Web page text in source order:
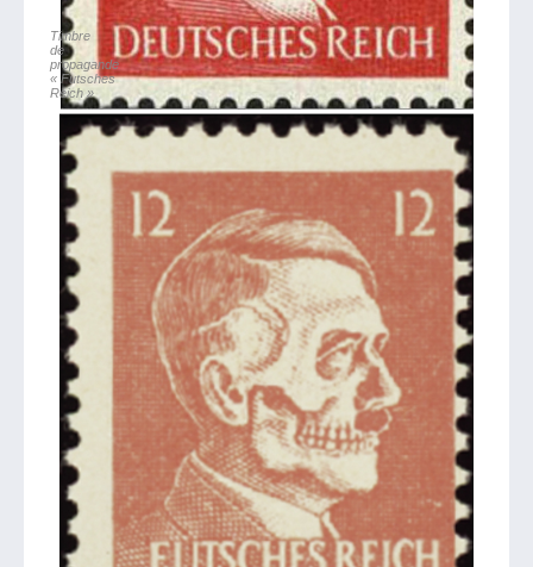
Timbre
de
propagande
« Futsches
Reich »